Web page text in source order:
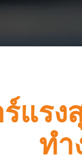
แรง
ทำ